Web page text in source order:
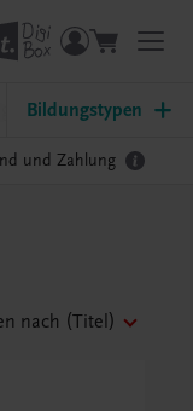
HLW HTL/FS
Bildungstypen
und Zahlung
nach (Titel)